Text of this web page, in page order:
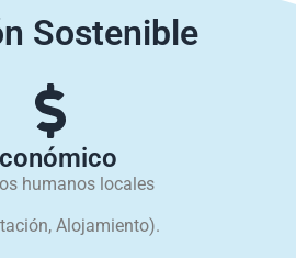
Sostenible
humanos locales
Alojamiento).